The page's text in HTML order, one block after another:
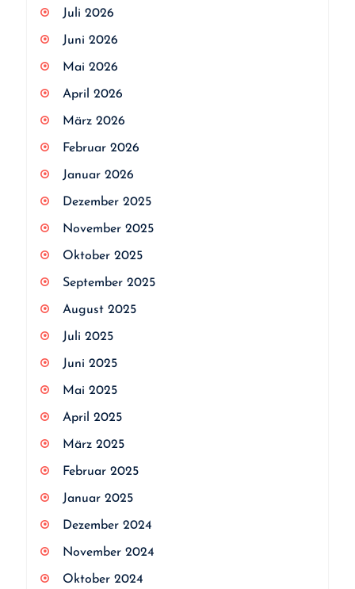
Juli 2026
Juni 2026
Mai 2026
April 2026
März 2026
Februar 2026
Januar 2026
Dezember 2025
November 2025
Oktober 2025
September 2025
August 2025
Juli 2025
Juni 2025
Mai 2025
April 2025
März 2025
Februar 2025
Januar 2025
Dezember 2024
November 2024
Oktober 2024